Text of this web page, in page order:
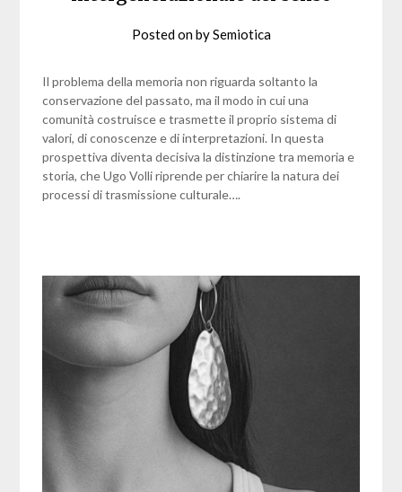
Posted onbySemiotica
Il problema della memoria non riguarda soltanto la
conservazione del passato, ma il modo in cui una
comunità costruisce e trasmette il proprio sistema di
valori, di conoscenze e di interpretazioni. In questa
prospettiva diventa decisiva la distinzione tra memoria e
storia, che Ugo Volli riprende per chiarire la natura dei
processi di trasmissione culturale….